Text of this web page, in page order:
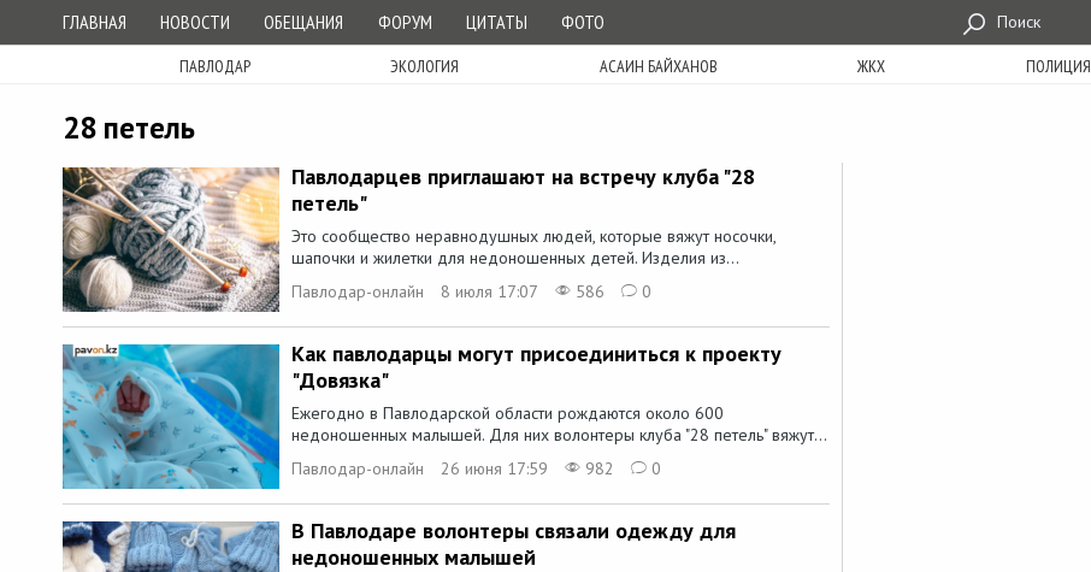
ГЛАВНАЯ НОВОСТИ ОБЕЩАНИЯ ФОРУМ ЦИТАТЫ ФОТО Поиск
ПАВЛОДАР ЭКОЛОГИЯ АСАИН БАЙХАНОВ ЖКХ ПОЛИЦИЯ
28 петель
Павлодарцев приглашают на встречу клуба "28
петель"
Это сообщество неравнодушных людей, которые вяжут носочки,
шапочки и жилетки для недоношенных детей. Изделия из...
Павлодар-онлайн
8 июля 17:07 586 0
Как павлодарцы могут присоединиться к проекту
"Довязка"
Ежегодно в Павлодарской области рождаются около 600
недоношенных малышей. Для них волонтеры клуба "28 петель" вяжут...
Павлодар-онлайн
26 июня 17:59 982 0
В Павлодаре волонтеры связали одежду для
недоношенных малышей